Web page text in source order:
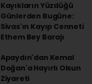
Kayıkların Yüzdüğü
Günlerden Bugüne:
Sivas'ın Kayıp Cenneti
Ethem Bey Barajı
Apaydın'dan Kemal
Doğan'a Hayırlı Olsun
Ziyareti